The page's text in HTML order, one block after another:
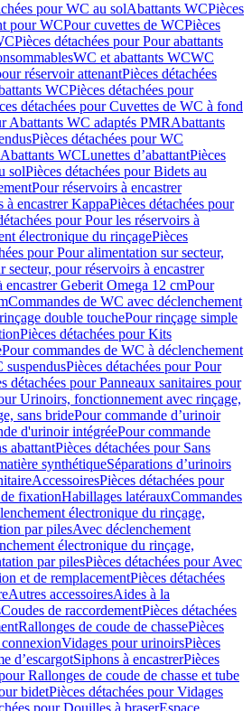
pour WC au solAbattants WCPièces
pour WCPour cuvettes de WCPièces
Pièces détachées pour Pour abattants
WC et abattants WCWC
réservoir attenantPièces détachées
WCPièces détachées pour
détachées pour Cuvettes de WC à fond
Abattants WC adaptés PMRAbattants
Pièces détachées pour WC
WCLunettes d’abattantPièces
solPièces détachées pour Bidets au
Pour réservoirs à encastrer
à encastrer KappaPièces détachées pour
pour Pour les réservoirs à
électronique du rinçagePièces
pour Pour alimentation sur secteur,
secteur, pour réservoirs à encastrer
encastrer Geberit Omega 12 cmPour
Commandes de WC avec déclenchement
double touchePour rinçage simple
Pièces détachées pour Kits
Pour commandes de WC à déclenchement
suspendusPièces détachées pour Pour
détachées pour Panneaux sanitaires pour
Urinoirs, fonctionnement avec rinçage,
sans bridePour commande d’urinoir
d'urinoir intégréePour commande
abattantPièces détachées pour Sans
synthétiqueSéparations d’urinoirs
AccessoiresPièces détachées pour
fixationHabillages latérauxCommandes
électronique du rinçage,
par pilesAvec déclenchement
électronique du rinçage,
par pilesPièces détachées pour Avec
et de remplacementPièces détachées
Autres accessoiresAides à la
Coudes de raccordementPièces détachées
Rallonges de coude de chassePièces
Vidages pour urinoirsPièces
d’escargotSiphons à encastrerPièces
Rallonges de coude de chasse et tube
bidetPièces détachées pour Vidages
pour Douilles à braserEspace